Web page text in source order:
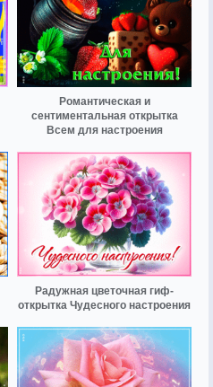
Романтическая и
сентиментальная открытка
Всем для настроения
Радужная цветочная гиф-
открытка Чудесного настроения